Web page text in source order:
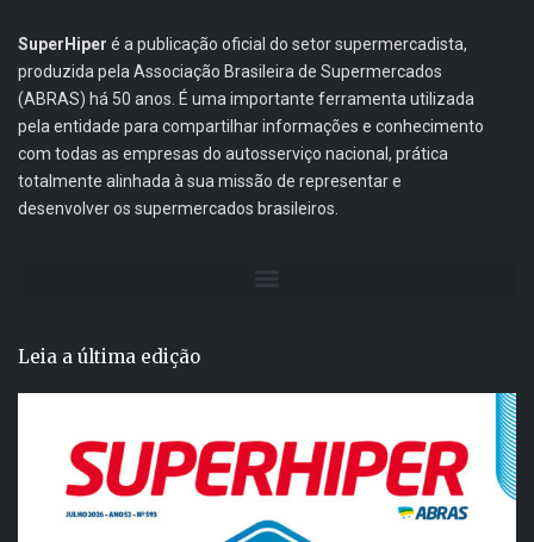
SuperHiper é a publicação oficial do setor supermercadista,
produzida pela Associação Brasileira de Supermercados
(ABRAS) há 50 anos. É uma importante ferramenta utilizada
pela entidade para compartilhar informações e conhecimento
com todas as empresas do autosserviço nacional, prática
totalmente alinhada à sua missão de representar e
desenvolver os supermercados brasileiros.
Leia a última edição